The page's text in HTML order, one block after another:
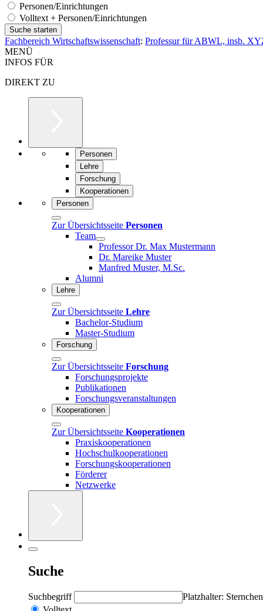
Personen/Einrichtungen
Volltext + Personen/Einrichtungen
Fachbereich Wirtschaftswissenschaft: Professur für ABWL, insb.
MENÜ
INFOS FÜR
DIREKT ZU
Personen
Lehre
Forschung
Kooperationen
Personen
Zur Übersichtsseite Personen
Team
Professor Dr. Max Mustermann
Dr. Mareike Muster
Manfred Muster, M.Sc.
Alumni
Lehre
Zur Übersichtsseite Lehre
Bachelor-Studium
Master-Studium
Forschung
Zur Übersichtsseite Forschung
Forschungsprojekte
Publikationen
Forschungsveranstaltungen
Kooperationen
Zur Übersichtsseite Kooperationen
Praxiskooperationen
Hochschulkooperationen
Forschungskooperationen
Förderer
Netzwerke
Suche
Suchbegriff
Platzhalter: